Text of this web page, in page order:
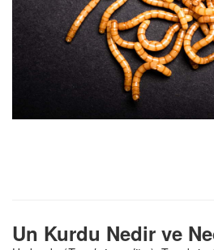
Un Kurdu Nedir ve